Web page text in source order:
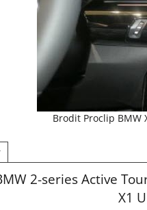
Brodit Proclip BMW
2-series Active
X1